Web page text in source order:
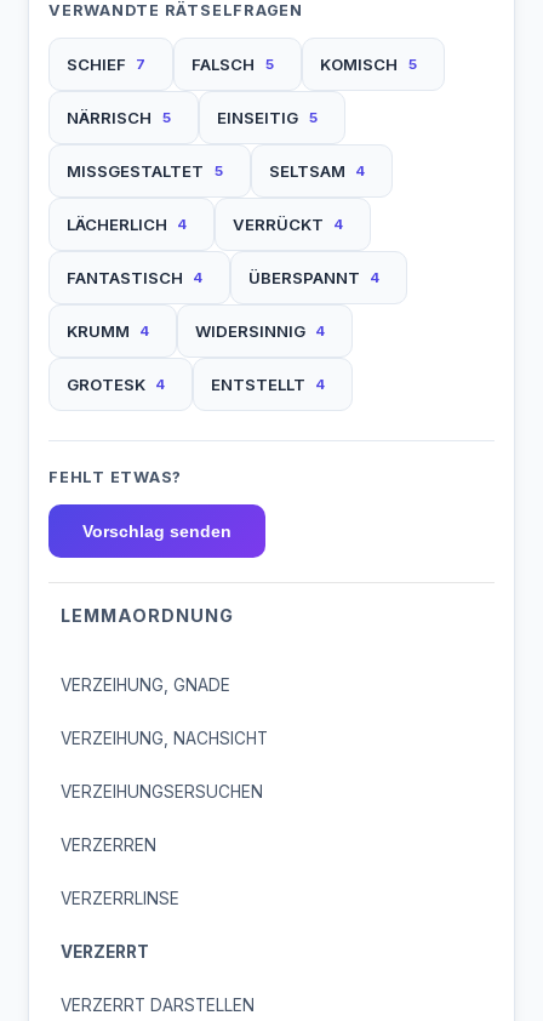
VERWANDTE RÄTSELFRAGEN
SCHIEF 7 FALSCH 5 KOMISCH 5
NÄRRISCH 5 EINSEITIG 5
MISSGESTALTET 5 SELTSAM 4
LÄCHERLICH 4 VERRÜCKT 4
FANTASTISCH 4 ÜBERSPANNT 4
KRUMM 4 WIDERSINNIG 4
GROTESK 4 ENTSTELLT 4
FEHLT ETWAS?
Vorschlag senden
LEMMAORDNUNG
VERZEIHUNG, GNADE
VERZEIHUNG, NACHSICHT
VERZEIHUNGSERSUCHEN
VERZERREN
VERZERRLINSE
VERZERRT
VERZERRT DARSTELLEN